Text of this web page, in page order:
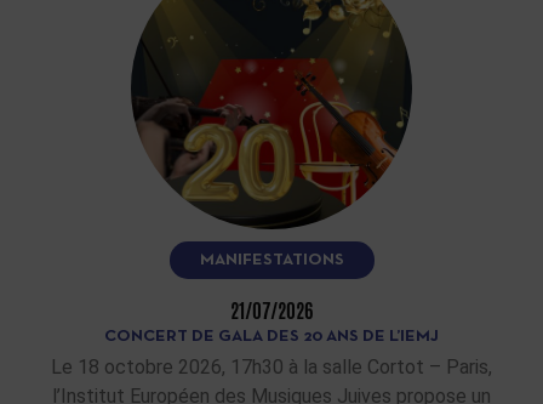
MANIFESTATIONS
21/07/2026
CONCERT DE GALA DES 20 ANS DE L’IEMJ
Le 18 octobre 2026, 17h30 à la salle Cortot – Paris,
l’Institut Européen des Musiques Juives propose un